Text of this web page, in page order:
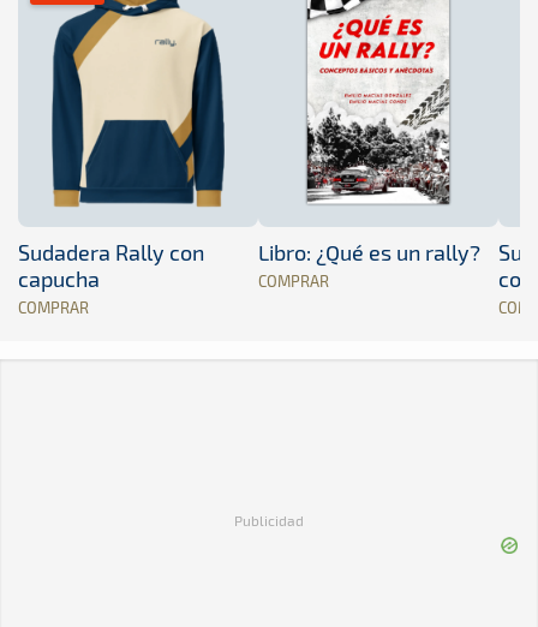
Sudadera Rally con
capucha
COMPRAR
Libro: ¿Qué es un rally?
COMPRAR
Publicidad